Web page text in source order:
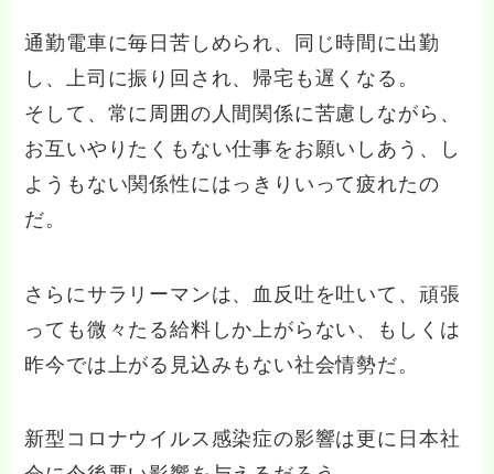
通勤電車に毎日苦しめられ、同じ時間に出勤
し、上司に振り回され、帰宅も遅くなる。
そして、常に周囲の人間関係に苦慮しながら、
お互いやりたくもない仕事をお願いしあう、し
ようもない関係性にはっきりいって疲れたの
だ。
さらにサラリーマンは、血反吐を吐いて、頑張
っても微々たる給料しか上がらない、もしくは
昨今では上がる見込みもない社会情勢だ。
新型コロナウイルス感染症の影響は更に日本社